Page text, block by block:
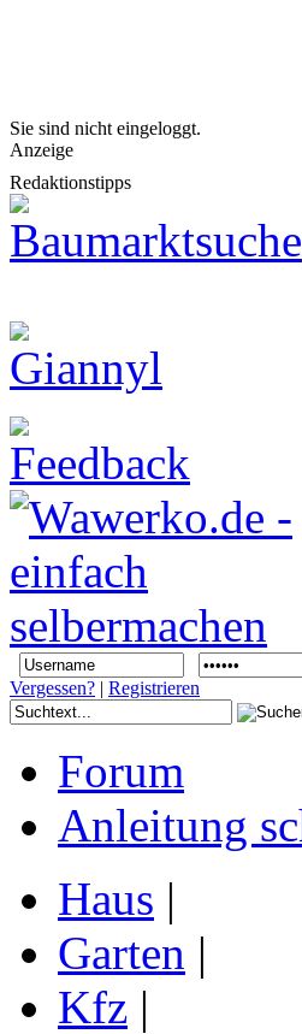
Sie sind nicht eingeloggt.
Anzeige
Redaktionstipps
Vergessen? | Registrieren
Forum
Anleitung
Haus |
Garten |
Kfz |